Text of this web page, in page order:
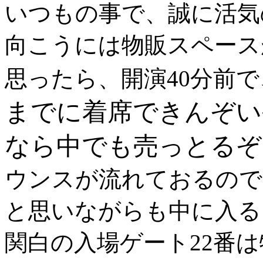
いつもの事で、誠に活
向こうには物販スペー
思ったら、開演40分前
までに着席できんぞ
なら中でも売っとる
ウンスが流れておるの
と思いながらも中に入
関白の入場ゲート22番